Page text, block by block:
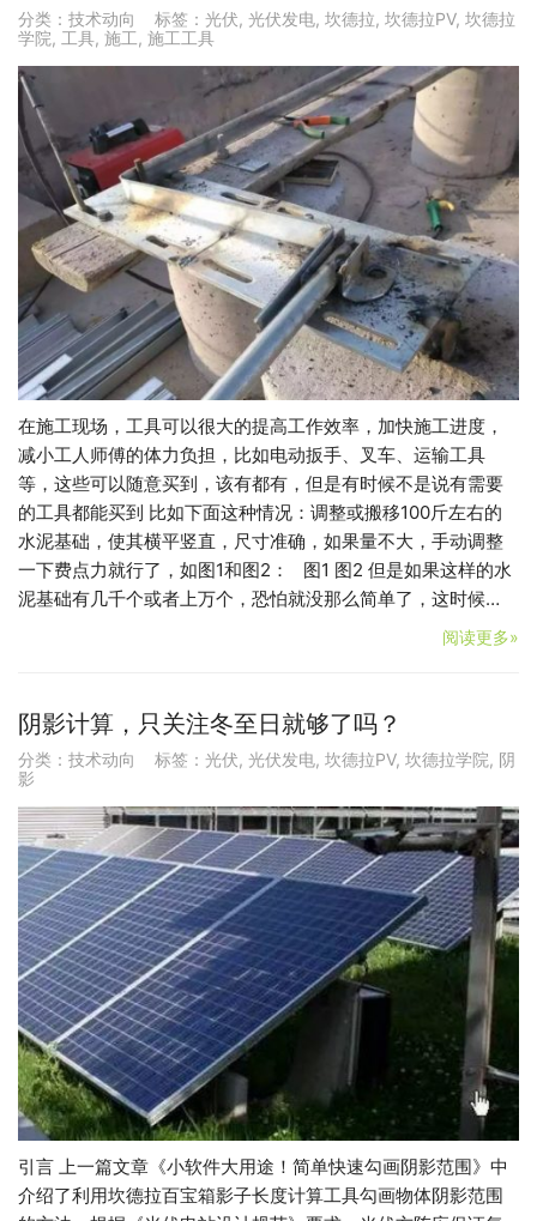
分类： 技术动向 标签： 光伏, 光伏发电, 坎德拉, 坎德拉PV, 坎德拉
学院, 工具, 施工, 施工工具
在施工现场，工具可以很大的提高工作效率，加快施工进度，
减小工人师傅的体力负担，比如电动扳手、叉车、运输工具
等，这些可以随意买到，该有都有，但是有时候不是说有需要
的工具都能买到 比如下面这种情况：调整或搬移100斤左右的
水泥基础，使其横平竖直，尺寸准确，如果量不大，手动调整
一下费点力就行了，如图1和图2： 图1 图2 但是如果这样的水
泥基础有几千个或者上万个，恐怕就没那么简单了，这时候…
阅读更多»
阴影计算，只关注冬至日就够了吗？
分类： 技术动向 标签： 光伏, 光伏发电, 坎德拉PV, 坎德拉学院, 阴
影
引言 上一篇文章《小软件大用途！简单快速勾画阴影范围》中
介绍了利用坎德拉百宝箱影子长度计算工具勾画物体阴影范围